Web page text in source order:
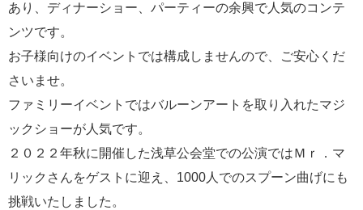
あり、ディナーショー、パーティーの余興で人気のコンテ
ンツです。
お子様向けのイベントでは構成しませんので、ご安心くだ
さいませ。
ファミリーイベントではバルーンアートを取り入れたマジ
ックショーが人気です。
２０２２年秋に開催した浅草公会堂での公演ではＭｒ．マ
リックさんをゲストに迎え、1000人でのスプーン曲げにも
挑戦いたしました。